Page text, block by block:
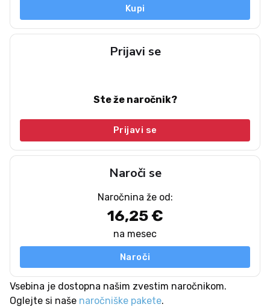
Kupi
Prijavi se
Ste že naročnik?
Prijavi se
Naroči se
Naročnina že od:
16,25 €
na mesec
Naroči
Vsebina je dostopna našim zvestim naročnikom.
Oglejte si naše naročniške pakete.